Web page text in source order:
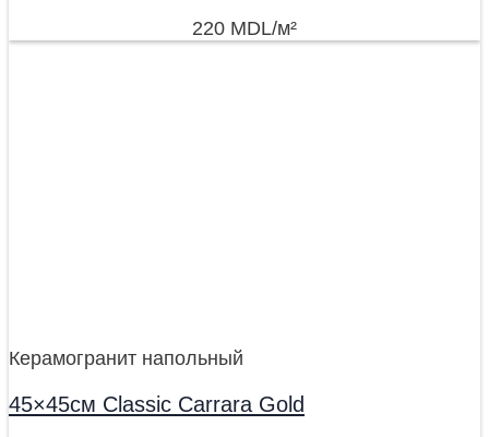
220 MDL/м²
Керамогранит напольный
45×45см Classic Carrara Gold